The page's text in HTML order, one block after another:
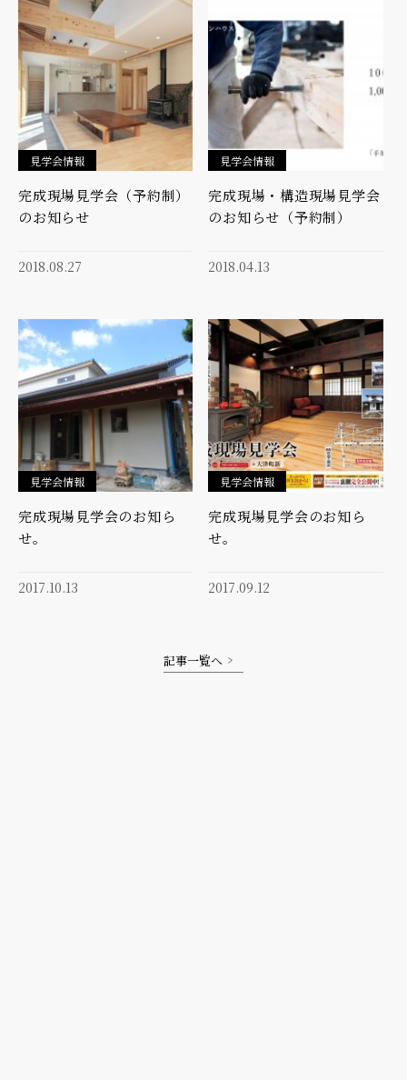
見学会情報
完成現場見学会（予約制）
のお知らせ
2018.08.27
見学会情報
完成現場・構造現場見学会
のお知らせ（予約制）
2018.04.13
見学会情報
完成現場見学会のお知ら
せ。
2017.10.13
見学会情報
完成現場見学会のお知ら
せ。
2017.09.12
記事一覧へ